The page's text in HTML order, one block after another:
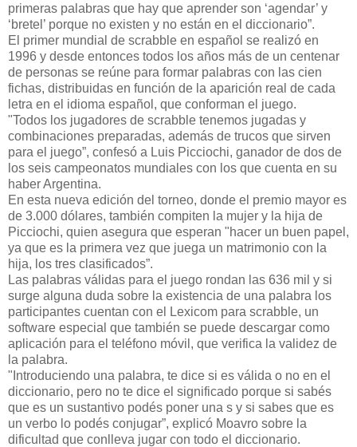
primeras palabras que hay que aprender son ‘agendar’ y
‘bretel’ porque no existen y no están en el diccionario”.
El primer mundial de scrabble en español se realizó en
1996 y desde entonces todos los años más de un centenar
de personas se reúne para formar palabras con las cien
fichas, distribuidas en función de la aparición real de cada
letra en el idioma español, que conforman el juego.
"Todos los jugadores de scrabble tenemos jugadas y
combinaciones preparadas, además de trucos que sirven
para el juego”, confesó a Luis Picciochi, ganador de dos de
los seis campeonatos mundiales con los que cuenta en su
haber Argentina.
En esta nueva edición del torneo, donde el premio mayor es
de 3.000 dólares, también compiten la mujer y la hija de
Picciochi, quien asegura que esperan "hacer un buen papel,
ya que es la primera vez que juega un matrimonio con la
hija, los tres clasificados”.
Las palabras válidas para el juego rondan las 636 mil y si
surge alguna duda sobre la existencia de una palabra los
participantes cuentan con el Lexicom para scrabble, un
software especial que también se puede descargar como
aplicación para el teléfono móvil, que verifica la validez de
la palabra.
"Introduciendo una palabra, te dice si es válida o no en el
diccionario, pero no te dice el significado porque si sabés
que es un sustantivo podés poner una s y si sabes que es
un verbo lo podés conjugar”, explicó Moavro sobre la
dificultad que conlleva jugar con todo el diccionario.